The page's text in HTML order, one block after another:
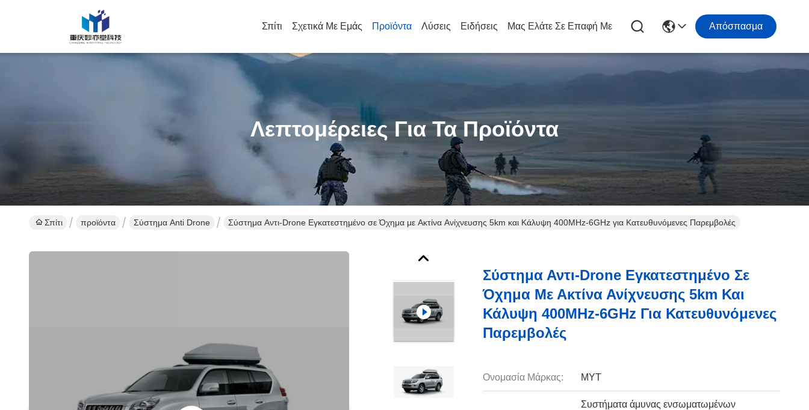
Σπίτι Σχετικά Με Εμάς Προϊόντα Λύσεις Ειδήσεις Μας Ελάτε Σε Επαφή Με Απόσπασμα
Λεπτομέρειες Για Τα Προϊόντα
Σπίτι προϊόντα Σύστημα Anti Drone Σύστημα Αντι-Drone Εγκατεστημένο σε Όχημα με Ακτίνα Ανίχνευσης 5km και Κάλυψη 400MHz-6GHz για Κατευθυνόμενες Παρεμβολές
Σύστημα Αντι-Drone Εγκατεστημένο Σε
Όχημα Με Ακτίνα Ανίχνευσης 5km Και
Κάλυψη 400MHz-6GHz Για Κατευθυνόμενες
Παρεμβολές
Ονομασία Μάρκας: MYT
Συστήματα άμυνας ενσωματωμένων